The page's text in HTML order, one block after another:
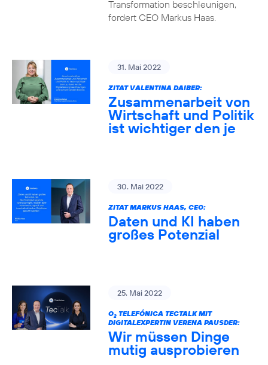
Transformation beschleunigen,
fordert CEO Markus Haas.
31. Mai 2022
ZITAT VALENTINA DAIBER:
Zusammenarbeit von
Wirtschaft und Politik
ist wichtiger den je
30. Mai 2022
ZITAT MARKUS HAAS, CEO:
Daten und KI haben
großes Potenzial
25. Mai 2022
O2TELEFÓNICA TECTALK MIT
DIGITALEXPERTIN VERENA PAUSDER:
Wir müssen Dinge
mutig ausprobieren